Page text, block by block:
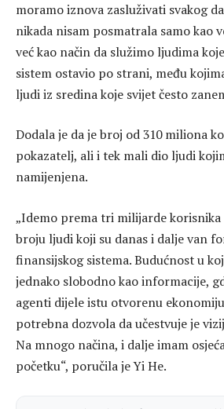
moramo iznova zasluživati svakog
nikada nisam posmatrala samo kao
već kao način da služimo ljudima
sistem ostavio po strani, među
ljudi iz sredina koje svijet često
Dodala je da je broj od 310 miliona
pokazatelj, ali i tek mali dio ljudi
namijenjena.
„Idemo prema tri milijarde
broju ljudi koji su danas i dalje van
finansijskog sistema. Budućnost u
jednako slobodno kao informacije,
agenti dijele istu otvorenu
potrebna dozvola da učestvuje je
Na mnogo načina, i dalje imam
početku“, poručila je Yi He.